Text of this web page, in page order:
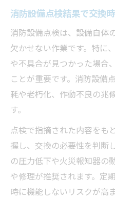
消防設備点検結果で交換
消防設備点検は、設備自体
欠かせない作業です。特に
や不具合が見つかった場合
ことが重要です。消防設備
耗や老朽化、作動不良の兆
す。
点検で指摘された内容をも
握し、交換の必要性を判断
の圧力低下や火災報知器の
や修理が推奨されます。定
時に機能しないリスクが高